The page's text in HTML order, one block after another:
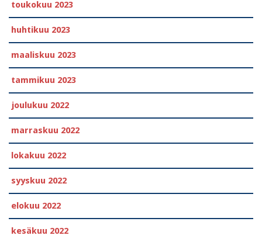
toukokuu 2023
huhtikuu 2023
maaliskuu 2023
tammikuu 2023
joulukuu 2022
marraskuu 2022
lokakuu 2022
syyskuu 2022
elokuu 2022
kesäkuu 2022